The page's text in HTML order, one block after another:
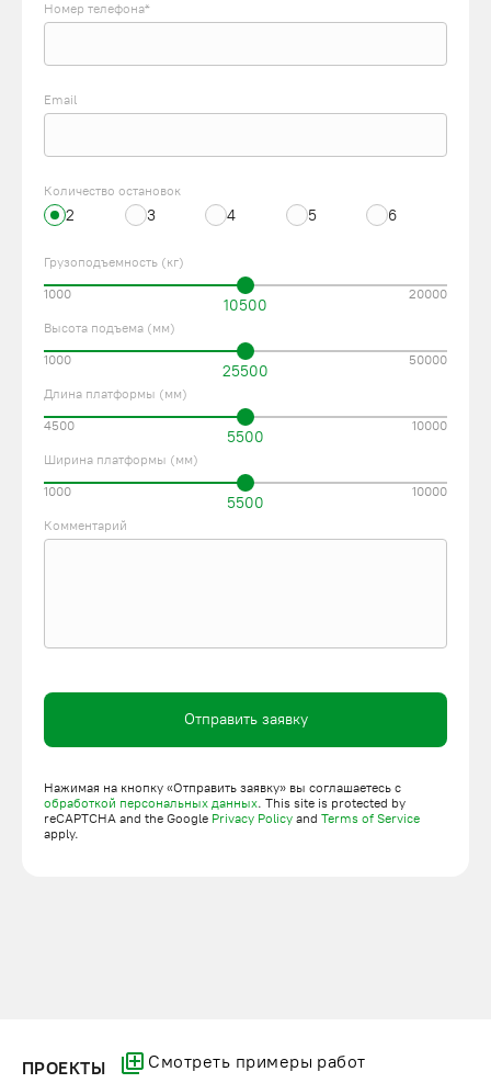
Номер телефона*
Email
Количество остановок
2 3 4 5 6
Грузоподъемность (кг)
10500
1000 20000
Высота подъема (мм)
25500
1000 50000
Длина платформы (мм)
5500
4500 10000
Ширина платформы (мм)
5500
1000 10000
Комментарий
Отправить заявку
Нажимая на кнопку «Отправить заявку» вы соглашаетесь с
обработкой персональных данных. This site is protected by
reCAPTCHA and the Google Privacy Policy and Terms of Service
apply.
ПРОЕКТЫ Смотреть примеры работ